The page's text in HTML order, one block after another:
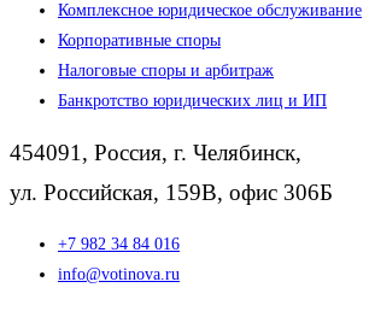
Комплексное юридическое обслуживание
Корпоративные споры
Налоговые споры и арбитраж
Банкротство юридических лиц и ИП
454091, Россия, г. Челябинск,
ул. Российская, 159В, офис 306Б
+7 982 34 84 016
info@votinova.ru